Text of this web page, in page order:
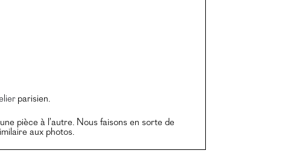
parisien.
pièce à l’autre. Nous faisons en sorte de
aux photos.